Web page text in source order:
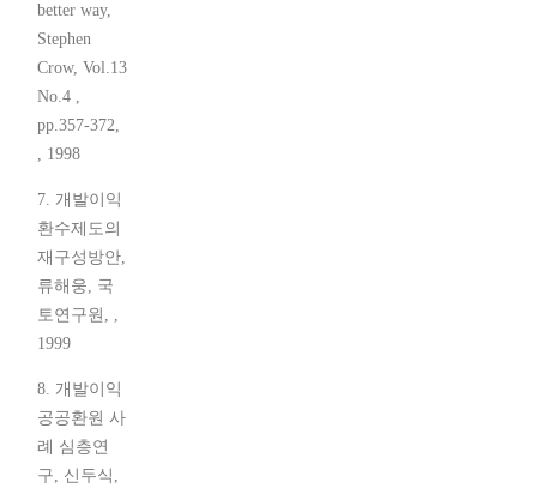
better way,
Stephen
Crow, Vol.13
No.4 ,
pp.357-372,
, 1998
7. 개발이익
환수제도의
재구성방안,
류해웅, 국
토연구원, ,
1999
8. 개발이익
공공환원 사
례 심층연
구, 신두식,